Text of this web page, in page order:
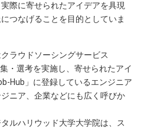
際に寄せられたアイデアを具現
つなげることを目的としていま
ラウドソーシングサービス
・選考を実施し、寄せられたアイ
Hub」に登録しているエンジニア
ニア、企業などにも広く呼びか
ルハリウッド大学大学院は、ス